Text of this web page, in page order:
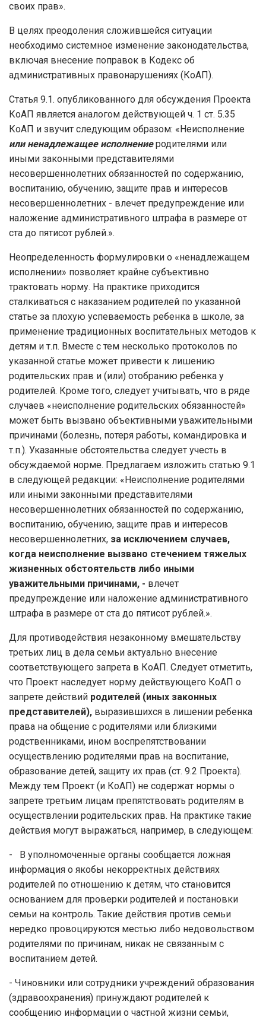
своих прав».
В целях преодоления сложившейся ситуации
необходимо системное изменение законодательства,
включая внесение поправок в Кодекс об
административных правонарушениях (КоАП).
Статья 9.1. опубликованного для обсуждения Проекта
КоАП является аналогом действующей ч. 1 ст. 5.35
КоАП и звучит следующим образом: «Неисполнение
или ненадлежащее исполнениеродителями или
иными законными представителями
несовершеннолетних обязанностей по содержанию,
воспитанию, обучению, защите прав и интересов
несовершеннолетних - влечет предупреждение или
наложение административного штрафа в размере от
ста до пятисот рублей.».
Неопределенность формулировки о «ненадлежащем
исполнении» позволяет крайне субъективно
трактовать норму. На практике приходится
сталкиваться с наказанием родителей по указанной
статье за плохую успеваемость ребенка в школе, за
применение традиционных воспитательных методов к
детям и т.п. Вместе с тем несколько протоколов по
указанной статье может привести к лишению
родительских прав и (или) отобранию ребенка у
родителей. Кроме того, следует учитывать, что в ряде
случаев «неисполнение родительских обязанностей»
может быть вызвано объективными уважительными
причинами (болезнь, потеря работы, командировка и
т.п.). Указанные обстоятельства следует учесть в
обсуждаемой норме. Предлагаем изложить статью 9.1
в следующей редакции: «Неисполнение родителями
или иными законными представителями
несовершеннолетних обязанностей по содержанию,
воспитанию, обучению, защите прав и интересов
несовершеннолетних, за исключением случаев,
когда неисполнение вызвано стечением тяжелых
жизненных обстоятельств либо иными
уважительными причинами, - влечет
предупреждение или наложение административного
штрафа в размере от ста до пятисот рублей.».
Для противодействия незаконному вмешательству
третьих лиц в дела семьи актуально внесение
соответствующего запрета в КоАП. Следует отметить,
что Проект наследует норму действующего КоАП о
запрете действий родителей (иных законных
представителей), выразившихся в лишении ребенка
права на общение с родителями или близкими
родственниками, ином воспрепятствовании
осуществлению родителями прав на воспитание,
образование детей, защиту их прав (ст. 9.2 Проекта).
Между тем Проект (и КоАП) не содержат нормы о
запрете третьим лицам препятствовать родителям в
осуществлении родительских прав. На практике такие
действия могут выражаться, например, в следующем:
- В уполномоченные органы сообщается ложная
информация о якобы некорректных действиях
родителей по отношению к детям, что становится
основанием для проверки родителей и постановки
семьи на контроль. Такие действия против семьи
нередко провоцируются местью либо недовольством
родителями по причинам, никак не связанным с
воспитанием детей.
- Чиновники или сотрудники учреждений образования
(здравоохранения) принуждают родителей к
сообщению информации о частной жизни семьи,